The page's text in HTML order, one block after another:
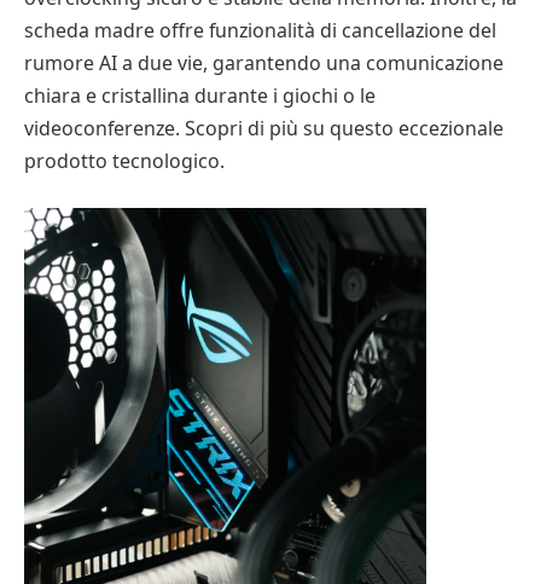
scheda madre offre funzionalità di cancellazione del
rumore AI a due vie, garantendo una comunicazione
chiara e cristallina durante i giochi o le
videoconferenze. Scopri di più su questo eccezionale
prodotto tecnologico.